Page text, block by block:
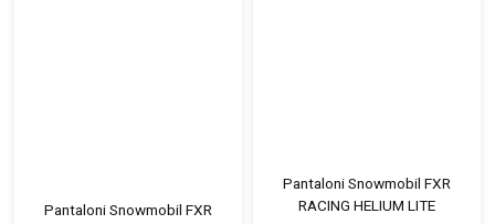
Pantaloni Snowmobil FXR
Pantaloni Snowmobil FXR
RACING HELIUM LITE